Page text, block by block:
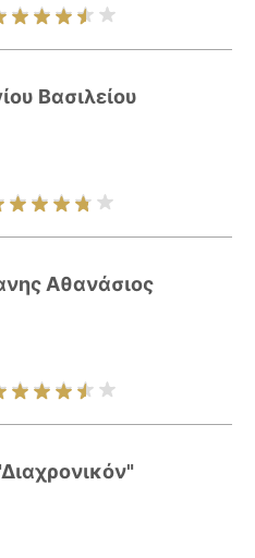
Βασιλείου
Αθανάσιος